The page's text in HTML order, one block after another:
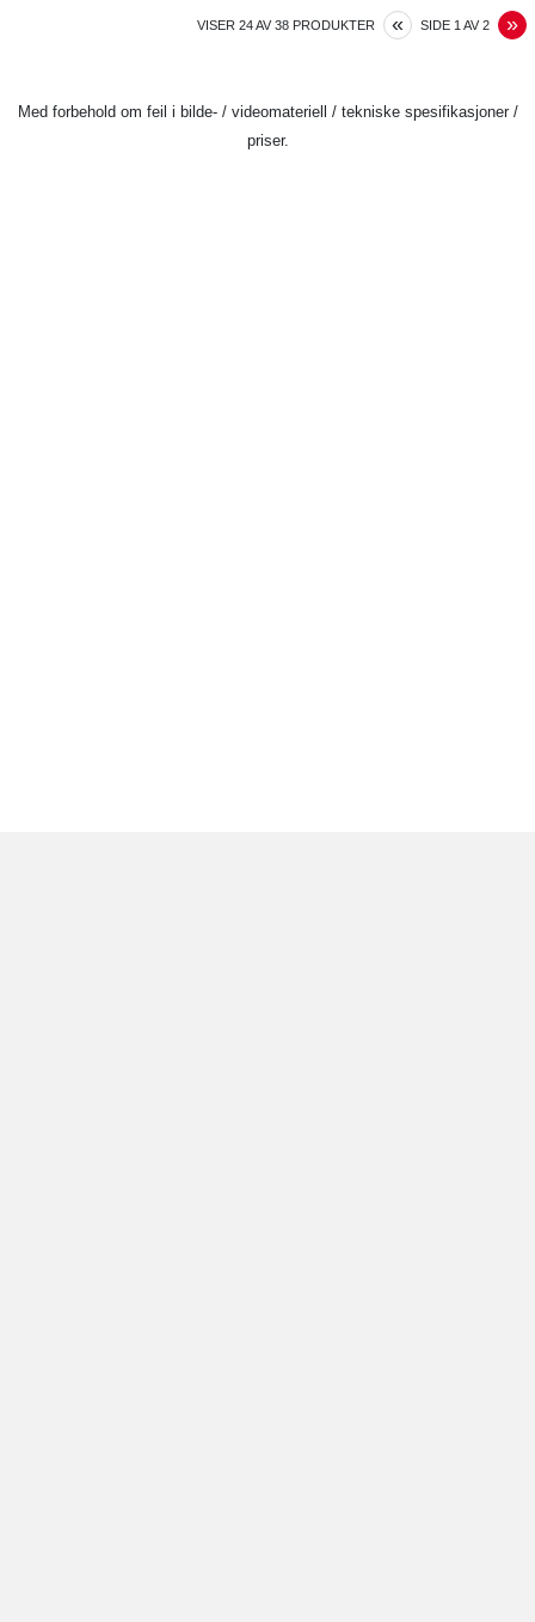
VISER 24AV 38 PRODUKTER «PREVIOUS
SIDE 1 AV 2 »
Med forbehold om feil i bilde- / videomateriell / tekniske spesifikasjoner /
priser.